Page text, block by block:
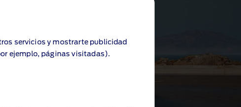
servicios y mostrarte publicidad
ejemplo, páginas visitadas).